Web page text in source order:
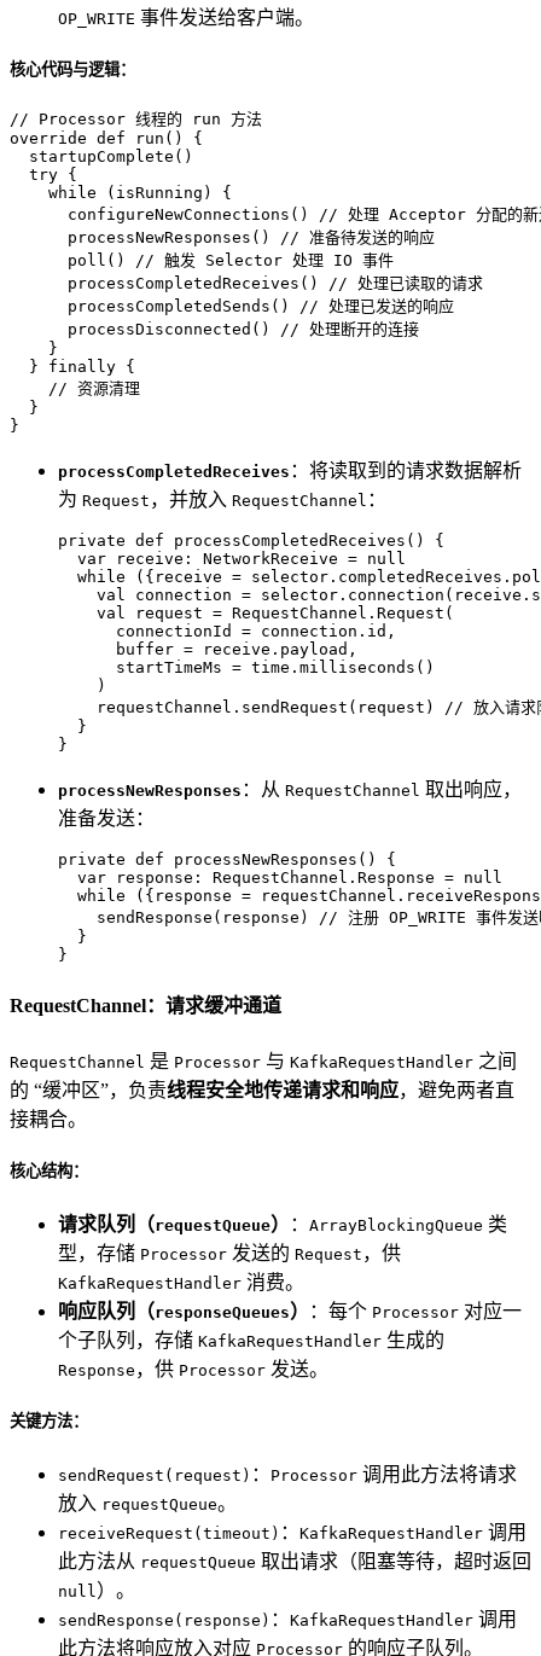
OP_WRITE 事件发送给客户端。
核心代码与逻辑：
// Processor 线程的 run 方法
override def run () {
  startupComplete()
try {
while (isRunning) {
      configureNewConnections()
// 处理 Acceptor 分配的新
      processNewResponses()
// 准备待发送的响应
      poll()
// 触发 Selector 处理 IO 事件
      processCompletedReceives()
// 处理已读取的请求
      processCompletedSends()
// 处理已发送的响应
      processDisconnected()
// 处理断开的连接
    }
  }
finally {
// 资源清理
  }
}
processCompletedReceives ：将读取到的请求数据解析
为 Request ，并放入 RequestChannel ：
private def processCompletedReceives () {
var receive: NetworkReceive = null
while ({receive =
val connection =
val request = RequestChannel . Request (
      connectionId = connection.id,
      buffer = receive.payload,
      startTimeMs = time.milliseconds()
    )
    requestChannel.sendRequest(request)
// 放入请求
  }
}
processNewResponses ：从 RequestChannel 取出响应，
准备发送：
private def processNewResponses () {
var response: RequestChannel . Response = null
while ({response =
    sendResponse(response)
// 注册 OP_WRITE 事件发送
  }
}
RequestChannel：请求缓冲通道
RequestChannel 是 Processor 与 KafkaRequestHandler 之间
的 “缓冲区”，负责线程安全地传递请求和响应，避免两者直
接耦合。
核心结构：
请求队列（requestQueue） ： ArrayBlockingQueue 类
型，存储 Processor 发送的 Request ，供
KafkaRequestHandler 消费。
响应队列（responseQueues） ：每个 Processor 对应一
个子队列，存储 KafkaRequestHandler 生成的
Response ，供 Processor 发送。
关键方法：
sendRequest(request) ： Processor 调用此方法将请求
放入 requestQueue。
receiveRequest(timeout) ： KafkaRequestHandler 调用
此方法从 requestQueue 取出请求（阻塞等待，超时返回
null）。
sendResponse(response) ： KafkaRequestHandler 调用
此方法将响应放入对应 Processor 的响应子队列。